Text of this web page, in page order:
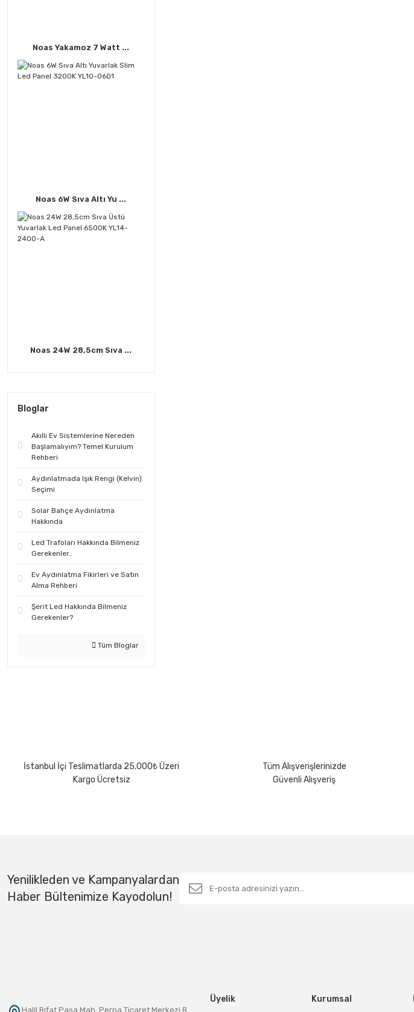
Noas Yakamoz 7 Watt ...
Noas 6W Sıva Altı Yu ...
Noas 24W 28,5cm Sıva ...
Bloglar
Akıllı Ev Sistemlerine Nereden
Başlamalıyım? Temel Kurulum
Rehberi
Aydınlatmada Işık Rengi (Kelvin)
Seçimi
Solar Bahçe Aydınlatma
Hakkında
Led Trafoları Hakkında Bilmeniz
Gerekenler..
Ev Aydınlatma Fikirleri ve Satın
Alma Rehberi
Şerit Led Hakkında Bilmeniz
Gerekenler?
Tüm Bloglar
İstanbul İçi Teslimatlarda 25.000₺ Üzeri
Kargo Ücretsiz
Tüm Alışverişlerinizde
Güvenli Alışveriş
Yenilikleden ve Kampanyalardan
Haber Bültenimize Kayodolun!
Halil Rıfat Paşa Mah. Perpa Ticaret Merkezi B
Üyelik Kurumsal